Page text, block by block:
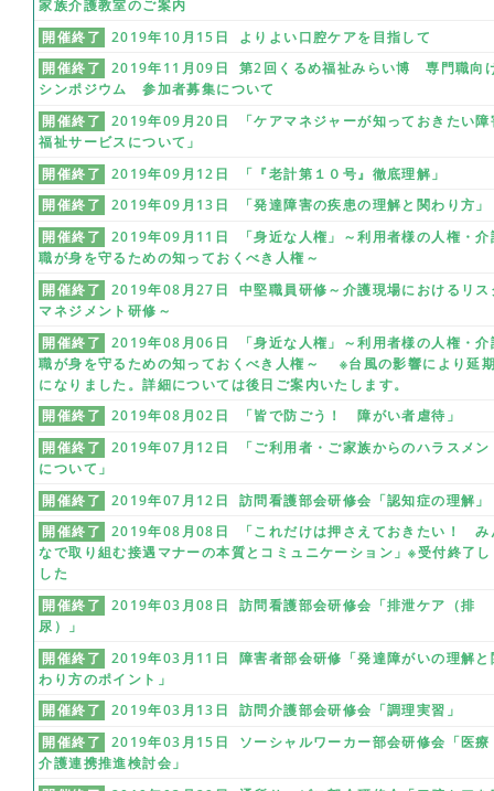
家族介護教室のご案内
開催終了
2019年10月15日 よりよい口腔ケアを目指して
開催終了
2019年11月09日 第2回くるめ福祉みらい博 専門職向
シンポジウム 参加者募集について
開催終了
2019年09月20日 「ケアマネジャーが知っておきたい障
福祉サービスについて」
開催終了
2019年09月12日 「『老計第１０号』徹底理解」
開催終了
2019年09月13日 「発達障害の疾患の理解と関わり方」
開催終了
2019年09月11日 「身近な人権」～利用者様の人権・介
職が身を守るための知っておくべき人権～
開催終了
2019年08月27日 中堅職員研修～介護現場におけるリス
マネジメント研修～
開催終了
2019年08月06日 「身近な人権」～利用者様の人権・介
職が身を守るための知っておくべき人権～ ※台風の影響により延
になりました。詳細については後日ご案内いたします。
開催終了
2019年08月02日 「皆で防ごう！ 障がい者虐待」
開催終了
2019年07月12日 「ご利用者・ご家族からのハラスメン
について」
開催終了
2019年07月12日 訪問看護部会研修会「認知症の理解」
開催終了
2019年08月08日 「これだけは押さえておきたい！ み
なで取り組む接遇マナーの本質とコミュニケーション」※受付終了
した
開催終了
2019年03月08日 訪問看護部会研修会「排泄ケア（排
尿）」
開催終了
2019年03月11日 障害者部会研修「発達障がいの理解と
わり方のポイント」
開催終了
2019年03月13日 訪問介護部会研修会「調理実習」
開催終了
2019年03月15日 ソーシャルワーカー部会研修会「医療
介護連携推進検討会」